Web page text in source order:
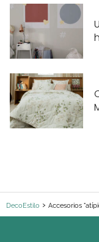
DecoEstilo Accesorios